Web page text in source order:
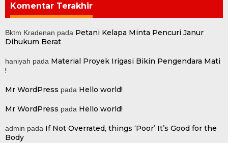
Komentar Terakhir
Bktm Kradenan pada Petani Kelapa Minta Pencuri Janur
Dihukum Berat
haniyah pada Material Proyek Irigasi Bikin Pengendara Mati
!
Mr WordPress pada Hello world!
Mr WordPress pada Hello world!
admin pada If Not Overrated, things ‘Poor’ It’s Good for the
Body